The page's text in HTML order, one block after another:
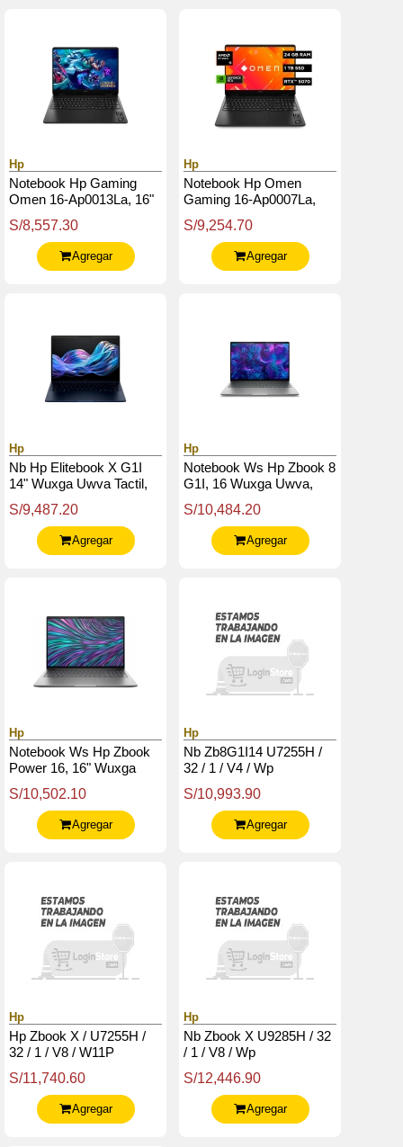
Hp
Notebook Hp Gaming
Omen 16-Ap0013La, 16"
8940Hx Hasta 5.3Ghz,
24Gb Ddr5
S/8,557.30
Agregar
Hp
Notebook Hp Omen
Gaming 16-Ap0007La,
8940Hx Hasta 5.3Ghz,
24Gb Ddr5
S/9,254.70
Agregar
Hp
Nb Hp Elitebook X G1I
14" Wuxga Uwva Tactil,
5Ghz, 32Gb Lpddr5X
S/9,487.20
Agregar
Hp
Notebook Ws Hp Zbook 8
G1I, 16 Wuxga Uwva,
5.4Ghz, 32Gb Ddr5-5600
S/10,484.20
Agregar
Hp
Notebook Ws Hp Zbook
Power 16, 16" Wuxga
2.3 / 5.1Ghz 16Gb Ddr5-
S/10,502.10
Agregar
Hp
Nb Zb8G1I14 U7255H /
32 / 1 / V4 / Wp
S/10,993.90
Agregar
Hp
Hp Zbook X / U7255H /
32 / 1 / V8 / W11P
S/11,740.60
Agregar
Hp
Nb Zbook X U9285H / 32
/ 1 / V8 / Wp
S/12,446.90
Agregar